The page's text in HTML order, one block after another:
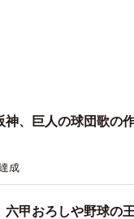
神、巨人の球団歌の
成
六甲おろしや野球の